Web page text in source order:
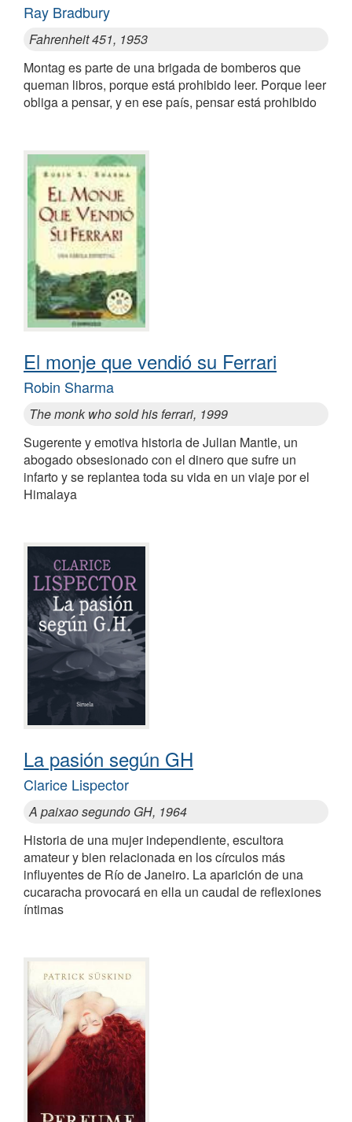
Ray Bradbury
Fahrenheit 451, 1953
Montag es parte de una brigada de bomberos que
queman libros, porque está prohibido leer. Porque leer
obliga a pensar, y en ese país, pensar está prohibido
El monje que vendió su Ferrari
Robin Sharma
The monk who sold his ferrari, 1999
Sugerente y emotiva historia de Julian Mantle, un
abogado obsesionado con el dinero que sufre un
infarto y se replantea toda su vida en un viaje por el
Himalaya
La pasión según GH
Clarice Lispector
A paixao segundo GH, 1964
Historia de una mujer independiente, escultora
amateur y bien relacionada en los círculos más
influyentes de Río de Janeiro. La aparición de una
cucaracha provocará en ella un caudal de reflexiones
íntimas